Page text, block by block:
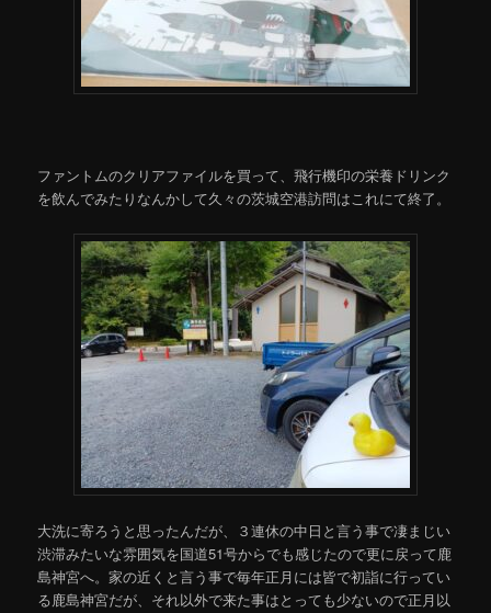
ファントムのクリアファイルを買って、飛行機印の栄養ドリンク
を飲んでみたりなんかして久々の茨城空港訪問はこれにて終了。
大洗に寄ろうと思ったんだが、３連休の中日と言う事で凄まじい
渋滞みたいな雰囲気を国道51号からでも感じたので更に戻って鹿
島神宮へ。家の近くと言う事で毎年正月には皆で初詣に行ってい
る鹿島神宮だが、それ以外で来た事はとっても少ないので正月以